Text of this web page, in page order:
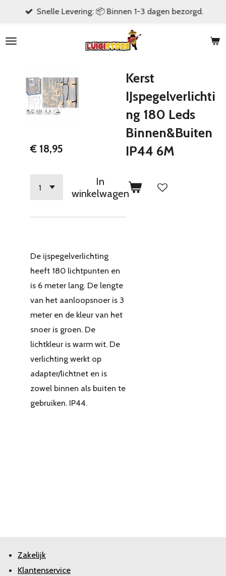
naar
Snelle Levering: 📦 Binnen 1-3 dagen bezorgd.
Kerst
IJspegelverlichti
ng 180 Leds
Binnen&Buiten
IP44 6M
€ 18,95
In
winkelwagen
De ijspegelverlichting
heeft 180 lichtpunten en
is 6 meter lang. De lengte
van het aanloopsnoer is 3
meter en de kleur van het
snoer is groen. De
lichtkleur is warm wit. De
verlichting werkt op
adapter/lichtnet en is
zowel binnen als buiten te
gebruiken. IP44.
Zakelijk
Klantenservice